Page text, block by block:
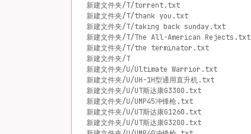
新建文件夹/T/torrent.txt
新建文件夹/T/thank you.txt
新建文件夹/T/taking back sunday.txt
新建文件夹/T/The All-American Rejects.txt
新建文件夹/T/the terminator.txt
新建文件夹/T
新建文件夹/U/Ultimate Warrior.txt
新建文件夹/U/UH-1H型通用直升机.txt
新建文件夹/U/UT斯达康G3300.txt
新建文件夹/U/UMP45冲锋枪.txt
新建文件夹/U/UT斯达康G1260.txt
新建文件夹/U/UT斯达康G3200.txt